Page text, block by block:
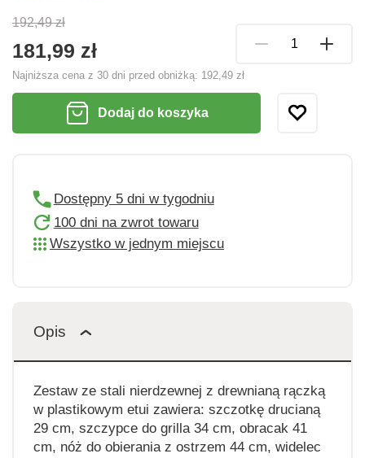
192,49 zł
181,99 zł
Najniższa cena z 30 dni przed obniżką: 192,49 zł
Dodaj do koszyka
Dostępny 5 dni w tygodniu
100 dni na zwrot towaru
Wszystko w jednym miejscu
Opis
Zestaw ze stali nierdzewnej z drewnianą rączką
w plastikowym etui zawiera: szczotkę drucianą
29 cm, szczypce do grilla 34 cm, obracak 41
cm, nóż do obierania z ostrzem 44 cm, widelec